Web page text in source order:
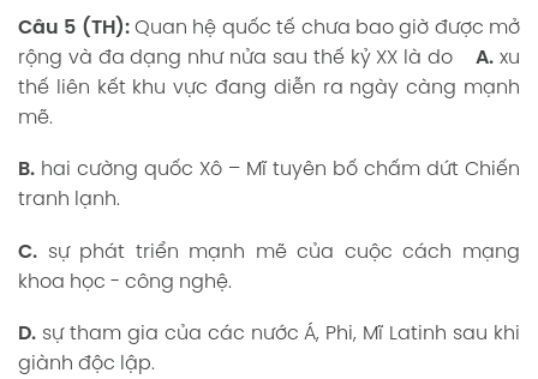
Câu 5 (TH):Quan hệ quốc tế chưa bao giờ được mở
rộng và đa dạng như nửa sau thế kỷ XX là doA. xu
thế liên kết khu vực đang diễn ra ngày càng mạnh
mẽ.
B. hai cường quốc Xô – Mĩ tuyên bố chấm dứt Chiến
tranh lạnh.
C. sự phát triển mạnh mẽ của cuộc cách mạng
khoa học - công nghệ.
D. sự tham gia của các nước Á, Phi, Mĩ Latinh sau khi
giành độc lập.